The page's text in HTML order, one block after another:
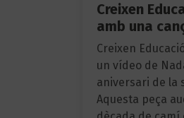
Creixen
amb una
Creixen
un vídeo de
aniversari de la
Aquesta peça